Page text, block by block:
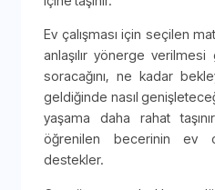
Ev çalışması için seçilen
anlaşılır yönerge
soracağını, ne kadar
geldiğinde nasıl
yaşama daha rahat
öğrenilen becerinin ev
destekler.